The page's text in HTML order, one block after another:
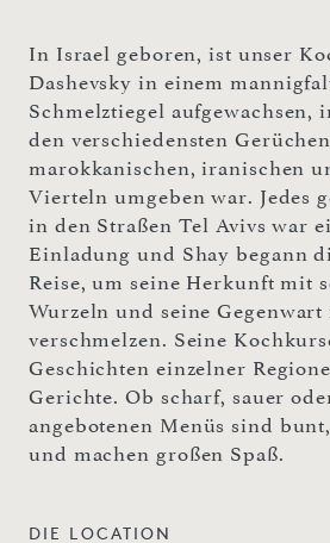
In Israel geboren, ist unser
Dashevsky in einem
Schmelztiegel aufgewachsen,
den verschiedensten
marokkanischen, iranischen
Vierteln umgeben war. Jedes
in den Straßen Tel Avivs war
Einladung und Shay begann
Reise, um seine Herkunft mit
Wurzeln und seine
verschmelzen. Seine
Geschichten einzelner
Gerichte. Ob scharf, sauer
angebotenen Menüs sind
und machen großen Spaß.
DIE LOCATION